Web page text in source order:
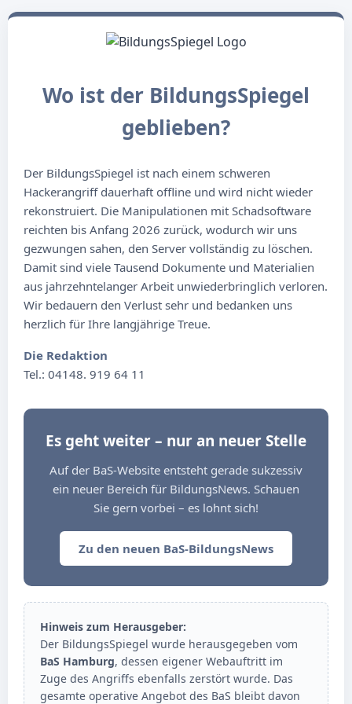
Wo ist der BildungsSpiegel
geblieben?
Der BildungsSpiegel ist nach einem schweren
Hackerangriff dauerhaft offline und wird nicht wieder
rekonstruiert. Die Manipulationen mit Schadsoftware
reichten bis Anfang 2026 zurück, wodurch wir uns
gezwungen sahen, den Server vollständig zu löschen.
Damit sind viele Tausend Dokumente und Materialien
aus jahrzehntelanger Arbeit unwiederbringlich verloren.
Wir bedauern den Verlust sehr und bedanken uns
herzlich für Ihre langjährige Treue.
Die Redaktion
Tel.: 04148. 919 64 11
Es geht weiter – nur an neuer Stelle
Auf der BaS-Website entsteht gerade sukzessiv
ein neuer Bereich für BildungsNews. Schauen
Sie gern vorbei – es lohnt sich!
Zu den neuen BaS-BildungsNews
Hinweis zum Herausgeber:
Der BildungsSpiegel wurde herausgegeben vom
BaS Hamburg, dessen eigener Webauftritt im
Zuge des Angriffs ebenfalls zerstört wurde. Das
gesamte operative Angebot des BaS bleibt davon